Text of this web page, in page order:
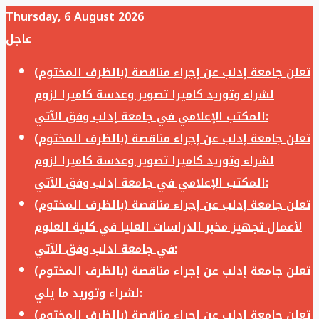
Thursday, 6 August 2026
عاجل
تعلن جامعة إدلب عن إجراء مناقصة (بالظرف المختوم)
لشراء وتوريد كاميرا تصوير وعدسة كاميرا لزوم
المكتب الإعلامي في جامعة إدلب وفق الآتي:
تعلن جامعة إدلب عن إجراء مناقصة (بالظرف المختوم)
لشراء وتوريد كاميرا تصوير وعدسة كاميرا لزوم
المكتب الإعلامي في جامعة إدلب وفق الآتي:
تعلن جامعة إدلب عن إجراء مناقصة (بالظرف المختوم)
لأعمال تجهيز مخبر الدراسات العليا في كلية العلوم
في جامعة ادلب وفق الآتي:
تعلن جامعة إدلب عن إجراء مناقصة (بالظرف المختوم)
لشراء وتوريد ما يلي: